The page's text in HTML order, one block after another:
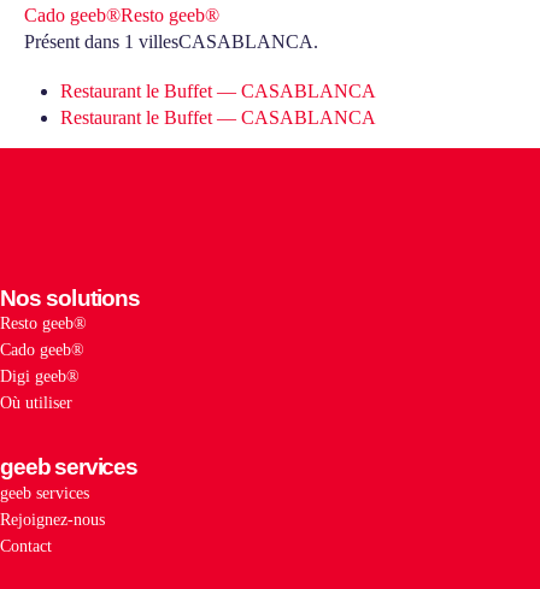
Cado geeb®Resto geeb®
Présent dans 1 villesCASABLANCA.
Restaurant le Buffet — CASABLANCA
Restaurant le Buffet — CASABLANCA
Nos solutions
Resto geeb®
Cado geeb®
Digi geeb®
Où utiliser
geeb services
geeb services
Rejoignez-nous
Contact